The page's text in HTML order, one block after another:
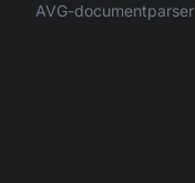
AVG-documentparser